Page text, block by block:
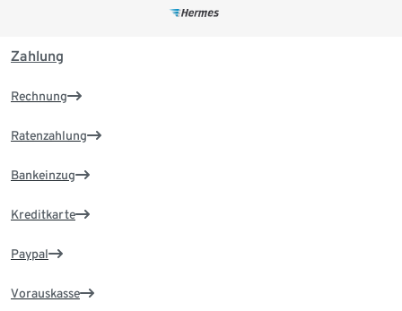
Zahlung
Rechnung
Ratenzahlung
Bankeinzug
Kreditkarte
Paypal
Vorauskasse